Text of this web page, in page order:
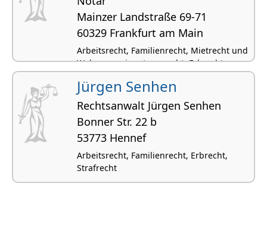
Mainzer Landstraße 69-71
60329 Frankfurt am Main
Arbeitsrecht, Familienrecht, Mietrecht und
Wohnungseigentumsrecht, Erbrecht,
Strafrecht
Jürgen Senhen
Rechtsanwalt Jürgen Senhen
Bonner Str. 22 b
53773 Hennef
Arbeitsrecht, Familienrecht, Erbrecht,
Strafrecht